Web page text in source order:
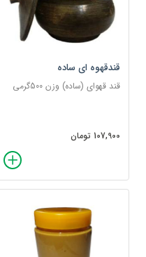
قندقهوه ای ساده
قند قهو‌ای (ساده) وزن 500گرمی
107,900 تومان